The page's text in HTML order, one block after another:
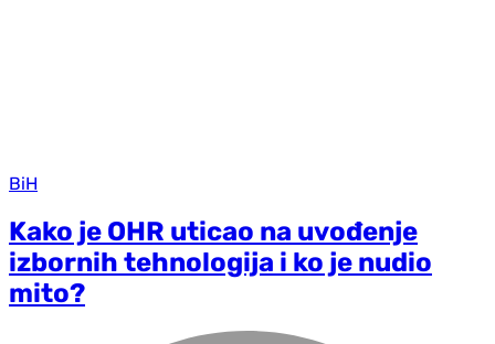
BiH
Kako je OHR uticao na uvođenje
izbornih tehnologija i ko je nudio
mito?